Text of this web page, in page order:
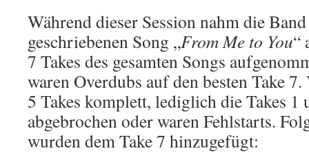
Während dieser Session nahm die
geschriebenen Song „From Me to You“
7 Takes des gesamten Songs
waren Overdubs auf den besten Take
5 Takes komplett, lediglich die Takes 1
abgebrochen oder waren Fehlstarts.
wurden dem Take 7 hinzugefügt: